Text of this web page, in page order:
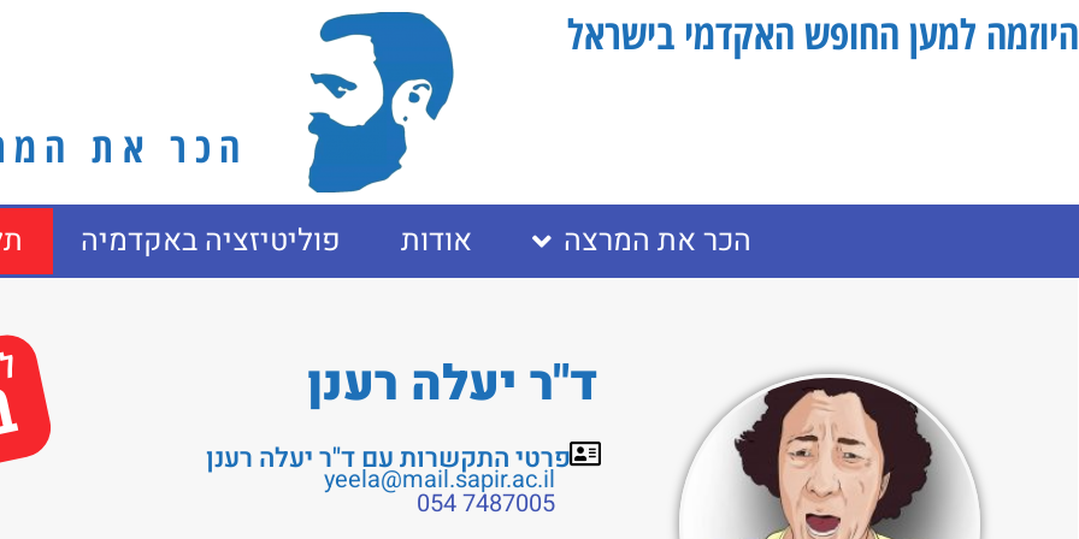
היוזמה למען החופש האקדמי בישראל
הכר את
הכר את המרצה אודות פוליטיזציה באקדמיה
ד"ר יעלה רענן
פרטי התקשרות עם ד"ר יעלה רענן
yeela@mail.sapir.ac.il
7487005 054